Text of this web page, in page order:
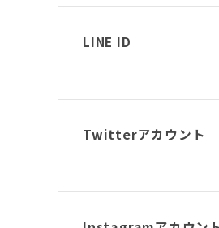
LINE ID
Twitterアカウント